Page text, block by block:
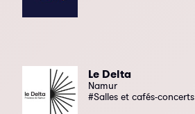
Le Delta
Namur
#Salles et cafés-concerts